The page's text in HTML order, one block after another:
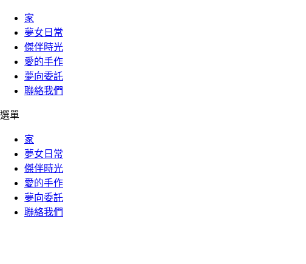
家
夢女日常
傑伴時光
愛的手作
夢向委託
聯絡我們
選單
家
夢女日常
傑伴時光
愛的手作
夢向委託
聯絡我們